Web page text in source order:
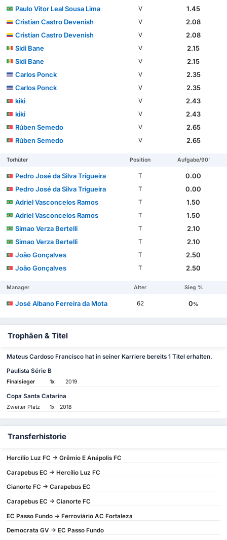
Paulo Vitor Leal Sousa Lima
V
1.45
Cristian Castro Devenish
V
2.08
Cristian Castro Devenish
V
2.08
Sidi Bane
V
2.15
Sidi Bane
V
2.15
Carlos Ponck
V
2.35
Carlos Ponck
V
2.35
kiki
V
2.43
kiki
V
2.43
Rúben Semedo
V
2.65
Rúben Semedo
V 2.65
Torhüter Position Aufgabe/90'
Pedro José da Silva Trigueira T
0.00
Pedro José da Silva Trigueira
T
0.00
Adriel Vasconcelos Ramos
T
1.50
Adriel Vasconcelos Ramos
T
1.50
Simao Verza Bertelli
T
2.10
Simao Verza Bertelli
T
2.10
João Gonçalves
T
2.50
João Gonçalves
T 2.50
Manager Alter Sieg %
José Albano Ferreira da Mota 62 0%
Trophäen & Titel
Mateus Cardoso Francisco hat in seiner Karriere bereits 1 Titel erhalten.
Paulista Série B
Finalsieger 1x 2019
Copa Santa Catarina
Zweiter Platz 1x 2018
Transferhistorie
Hercílio Luz FC -> Grêmio E Anápolis FC
Carapebus EC -> Hercílio Luz FC
Cianorte FC -> Carapebus EC
Carapebus EC -> Cianorte FC
EC Passo Fundo -> Ferroviário AC Fortaleza
Democrata GV -> EC Passo Fundo